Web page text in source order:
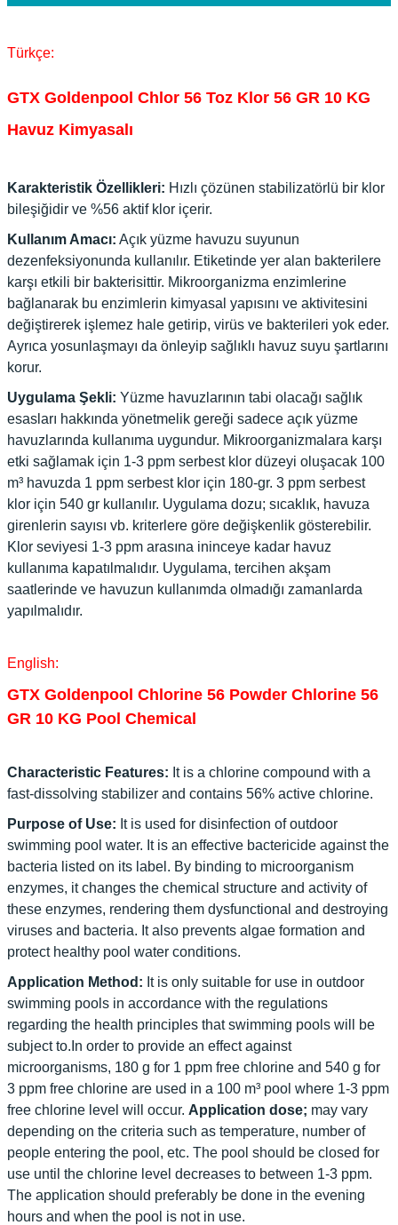
Türkçe:
GTX Goldenpool Chlor 56 Toz Klor 56 GR 10 KG
Havuz Kimyasalı
Karakteristik Özellikleri: Hızlı çözünen stabilizatörlü bir klor
bileşiğidir ve %56 aktif klor içerir.
Kullanım Amacı: Açık yüzme havuzu suyunun
dezenfeksiyonunda kullanılır. Etiketinde yer alan bakterilere
karşı etkili bir bakterisittir. Mikroorganizma enzimlerine
bağlanarak bu enzimlerin kimyasal yapısını ve aktivitesini
değiştirerek işlemez hale getirip, virüs ve bakterileri yok eder.
Ayrıca yosunlaşmayı da önleyip sağlıklı havuz suyu şartlarını
korur.
Uygulama Şekli: Yüzme havuzlarının tabi olacağı sağlık
esasları hakkında yönetmelik gereği sadece açık yüzme
havuzlarında kullanıma uygundur. Mikroorganizmalara karşı
etki sağlamak için 1-3 ppm serbest klor düzeyi oluşacak 100
m³ havuzda 1 ppm serbest klor için 180-gr. 3 ppm serbest
klor için 540 gr kullanılır. Uygulama dozu; sıcaklık, havuza
girenlerin sayısı vb. kriterlere göre değişkenlik gösterebilir.
Klor seviyesi 1-3 ppm arasına ininceye kadar havuz
kullanıma kapatılmalıdır. Uygulama, tercihen akşam
saatlerinde ve havuzun kullanımda olmadığı zamanlarda
yapılmalıdır.
English:
GTX Goldenpool Chlorine 56 Powder Chlorine 56
GR 10 KG Pool Chemical
Characteristic Features: It is a chlorine compound with a
fast-dissolving stabilizer and contains 56% active chlorine.
Purpose of Use: It is used for disinfection of outdoor
swimming pool water. It is an effective bactericide against the
bacteria listed on its label. By binding to microorganism
enzymes, it changes the chemical structure and activity of
these enzymes, rendering them dysfunctional and destroying
viruses and bacteria. It also prevents algae formation and
protect healthy pool water conditions.
Application Method: It is only suitable for use in outdoor
swimming pools in accordance with the regulations
regarding the health principles that swimming pools will be
subject to.In order to provide an effect against
microorganisms, 180 g for 1 ppm free chlorine and 540 g for
3 ppm free chlorine are used in a 100 m³ pool where 1-3 ppm
free chlorine level will occur. Application dose; may vary
depending on the criteria such as temperature, number of
people entering the pool, etc. The pool should be closed for
use until the chlorine level decreases to between 1-3 ppm.
The application should preferably be done in the evening
hours and when the pool is not in use.